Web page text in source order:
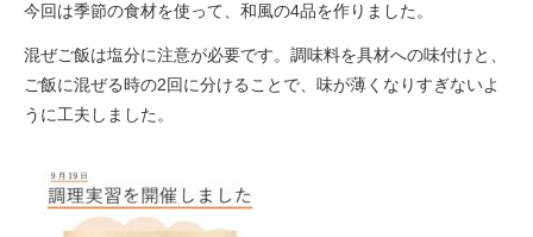
今回は季節の食材を使って、和風の4品を作りました。
混ぜご飯は塩分に注意が必要です。調味料を具材への味付けと、
ご飯に混ぜる時の2回に分けることで、味が薄くなりすぎないよ
うに工夫しました。